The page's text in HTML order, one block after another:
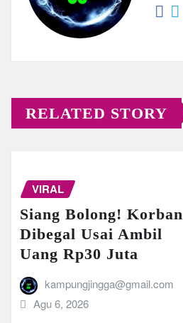
RELATED STORY
VIRAL
Siang Bolong! Korban
Dibegal Usai Ambil
Uang Rp30 Juta
kampungjingga@gmail.com
Agu 6, 2026